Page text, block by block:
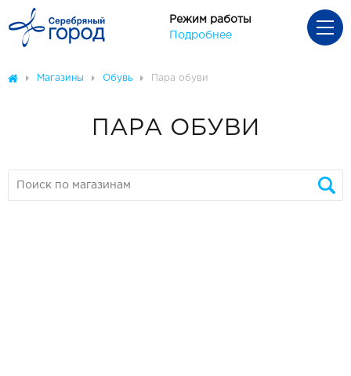
Режим работы
Подробнее
Магазины Обувь Пара обуви
ПАРА ОБУВИ